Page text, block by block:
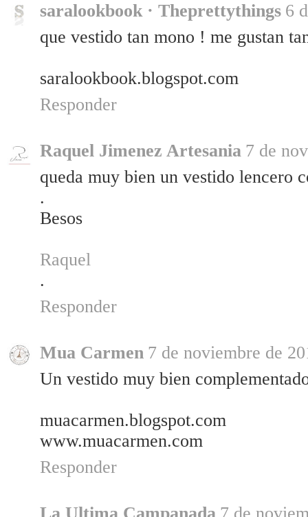
saralookbook · Theprettythings 6
que vestido tan mono ! me gustan
saralookbook.blogspot.com
Responder
Raquel Jimenez Artesania 7 de
queda muy bien un vestido lencero
.
Besos
Raquel
.
Responder
Mua Carmen 7 de noviembre de
Un vestido muy bien
muacarmen.blogspot.com
www.muacarmen.com
Responder